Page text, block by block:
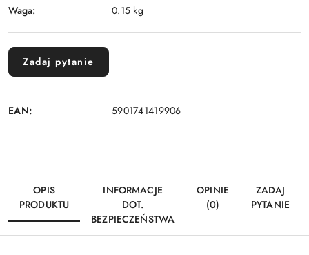
Waga:
0.15 kg
Zadaj pytanie
EAN: 5901741419906
OPIS
PRODUKTU
INFORMACJE
DOT.
BEZPIECZEŃSTWA
OPINIE
(0)
ZADAJ
PYTANIE